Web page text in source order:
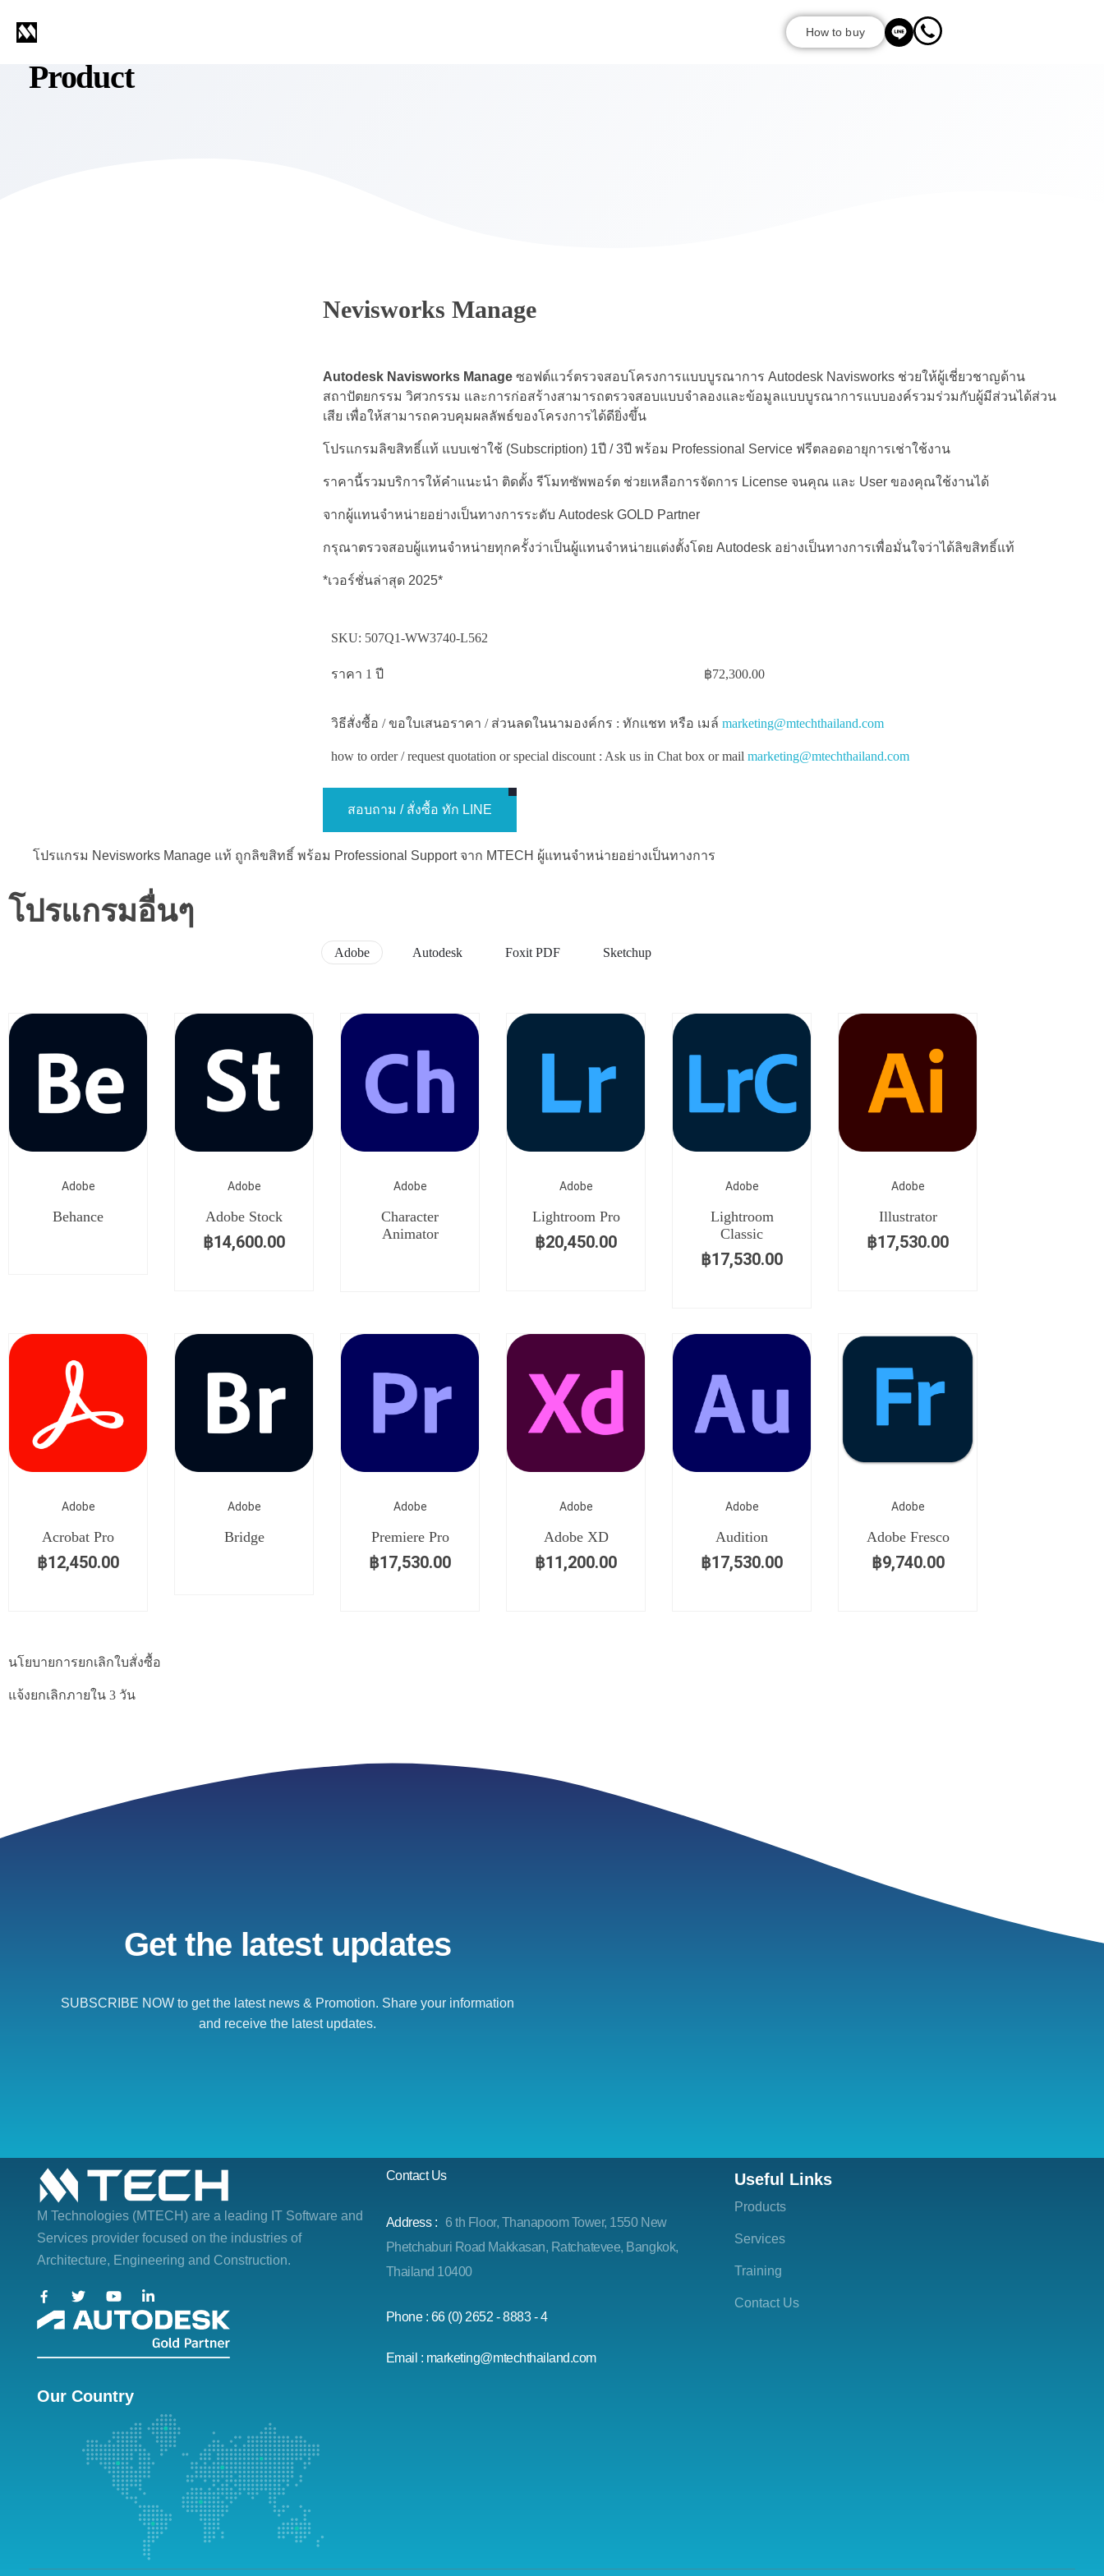
How to buy
Product
Nevisworks Manage
Autodesk Navisworks Manage ซอฟต์แวร์ตรวจสอบโครงการแบบบูรณาการ Autodesk Navisworks ช่วยให้ผู้เชี่ยวชาญด้าน
สถาปัตยกรรม วิศวกรรม และการก่อสร้างสามารถตรวจสอบแบบจำลองและข้อมูลแบบบูรณาการแบบองค์รวมร่วมกับผู้มีส่วนได้ส่วน
เสีย เพื่อให้สามารถควบคุมผลลัพธ์ของโครงการได้ดียิ่งขึ้น
โปรแกรมลิขสิทธิ์แท้ แบบเช่าใช้ (Subscription) 1ปี / 3ปี พร้อม Professional Service ฟรีตลอดอายุการเช่าใช้งาน
ราคานี้รวมบริการให้คำแนะนำ ติดตั้ง รีโมทซัพพอร์ต ช่วยเหลือการจัดการ License จนคุณ และ User ของคุณใช้งานได้
จากผู้แทนจำหน่ายอย่างเป็นทางการระดับ Autodesk GOLD Partner
กรุณาตรวจสอบผู้แทนจำหน่ายทุกครั้งว่าเป็นผู้แทนจำหน่ายแต่งตั้งโดย Autodesk อย่างเป็นทางการเพื่อมั่นใจว่าได้ลิขสิทธิ์แท้
*เวอร์ชั่นล่าสุด 2025*
SKU: 507Q1-WW3740-L562
ราคา 1 ปี ฿72,300.00
วิธีสั่งซื้อ / ขอใบเสนอราคา / ส่วนลดในนามองค์กร : ทักแชท หรือ เมล์marketing@mtechthailand.com
how to order / request quotation or special discount : Ask us in Chat box or mailmarketing@mtechthailand.com
สอบถาม / สั่งซื้อ ทัก LINE
โปรแกรม Nevisworks Manage แท้ ถูกลิขสิทธิ์ พร้อม Professional Support จาก MTECH ผู้แทนจำหน่ายอย่างเป็นทางการ
โปรแกรมอื่นๆ
Adobe Autodesk Foxit PDF Sketchup
Adobe
Behance
Adobe
Adobe Stock
฿14,600.00
Adobe
Character
Animator
Adobe
Lightroom Pro
฿20,450.00
Adobe
Lightroom
Classic
฿17,530.00
Adobe
Illustrator
฿17,530.00
Adobe
Acrobat Pro
฿12,450.00
Adobe
Bridge
Adobe
Premiere Pro
฿17,530.00
Adobe
Adobe XD
฿11,200.00
Adobe
Audition
฿17,530.00
Adobe
Adobe Fresco
฿9,740.00
นโยบายการยกเลิกใบสั่งซื้อ
แจ้งยกเลิกภายใน 3 วัน
Get the latest updates
SUBSCRIBE NOW to get the latest news & Promotion. Share your information
and receive the latest updates.
M Technologies (MTECH) are a leading IT Software and
Services provider focused on the industries of
Architecture, Engineering and Construction.
Contact Us
Address :
6 th Floor, Thanapoom Tower, 1550 New
Phetchaburi Road Makkasan, Ratchatevee, Bangkok,
Thailand 10400
Phone : 66 (0) 2652 - 8883 - 4
Email : marketing@mtechthailand.com
Useful Links
Products
Services
Training
Contact Us
Our Country